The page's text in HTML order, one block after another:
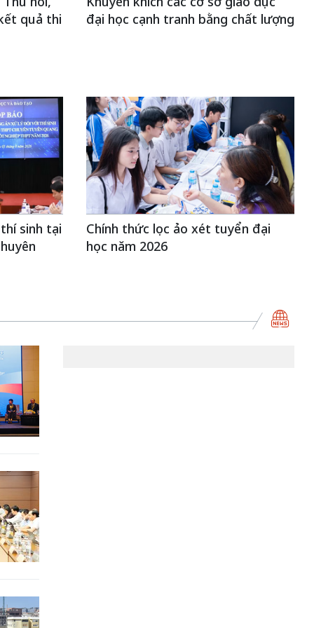
quả thi
đại học cạnh tranh bằng chất lượng
sinh tại
Chính thức lọc ảo xét tuyển đại
học năm 2026